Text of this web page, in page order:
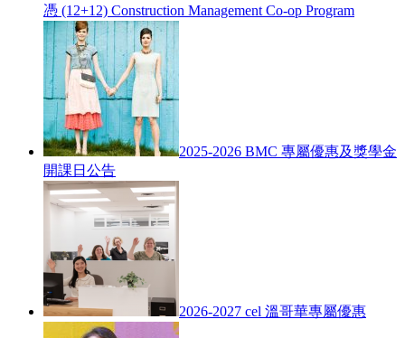
憑 (12+12) Construction Management Co-op Program
2025-2026 BMC 專屬優惠及獎學金
開課日公告
2026-2027 cel 溫哥華專屬優惠